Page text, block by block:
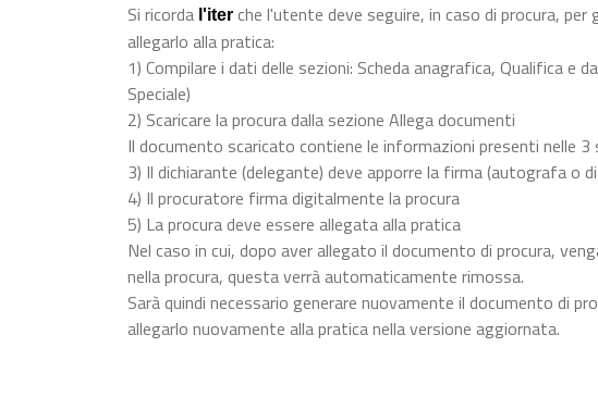
Si ricorda l'iter che l'utente deve seguire, in caso di procura,
allegarlo alla pratica:
1) Compilare i dati delle sezioni: Scheda anagrafica, Qualifica
Speciale)
2) Scaricare la procura dalla sezione Allega documenti
Il documento scaricato contiene le informazioni presenti nelle
3) Il dichiarante (delegante) deve apporre la firma (autografa o
4) Il procuratore firma digitalmente la procura
5) La procura deve essere allegata alla pratica
Nel caso in cui, dopo aver allegato il documento di procura,
nella procura, questa verrà automaticamente rimossa.
Sarà quindi necessario generare nuovamente il documento di
allegarlo nuovamente alla pratica nella versione aggiornata.